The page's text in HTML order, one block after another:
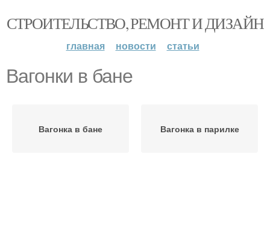
СТРОИТЕЛЬСТВО, РЕМОНТ И ДИЗАЙН
главная новости статьи
Вагонки в бане
Вагонка в бане Вагонка в парилке